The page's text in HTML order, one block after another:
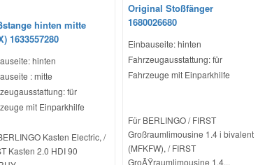
hinten mitte
1633557280
hinten
: mitte
für
mit Einparkhilfe
Kasten Electric, /
Kasten 2.0 HDI 90
Original Stoßfänger
1680026680
Einbauseite: hinten
Fahrzeugausstattung: für
Fahrzeuge mit Einparkhilfe
Für BERLINGO / FIRST
Großraumlimousine 1.4 i bivalent
(MFKFW), / FIRST
GroÃŸraumlimousine 1.4...